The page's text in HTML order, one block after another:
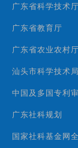
广东省科学技术厅
广东省教育厅
广东省农业农村厅
汕头市科学技术局
中国及多国专利
广东社科规划
国家社科基金网